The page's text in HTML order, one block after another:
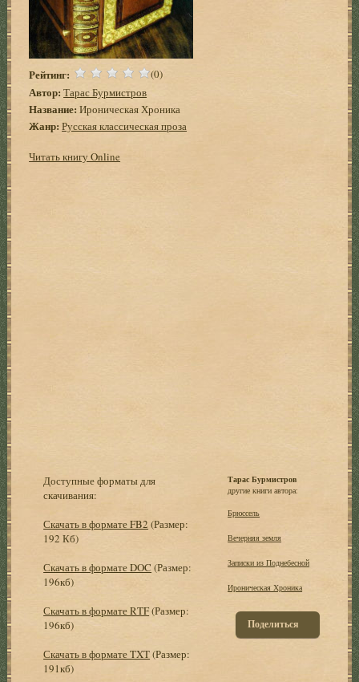
Рейтинг: (0)
Автор: Тарас Бурмистров
Название: Ироническая Хроника
Жанр: Русская классическая проза
Читать книгу Online
Доступные форматы для
скачивания:
Скачать в формате FB2 (Размер:
192 Кб)
Скачать в формате DOC (Размер:
196кб)
Скачать в формате RTF(Размер:
196кб)
Скачать в формате TXT(Размер:
191кб)
Тарас Бурмистров
другие книги автора:
Брюссель
Вечерняя земля
Записки из Поднебесной
Ироническая Хроника
Поделиться